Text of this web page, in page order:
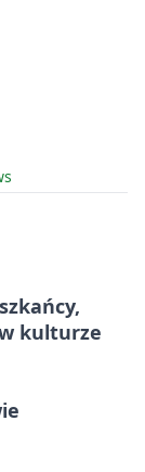
kulturze